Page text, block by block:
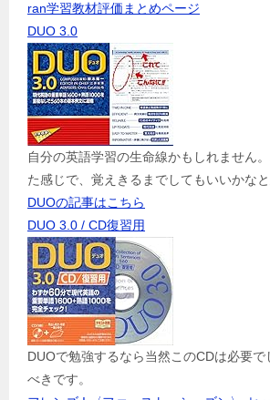
ran学習教材評価まとめページ
DUO 3.0
自分の英語学習の生命線かもしれません
た感じで、覚えきるまでしてもいいかなと
DUOの記事はこちら
DUO 3.0 / CD復習用
DUOで勉強するなら当然このCDは必要で
べきです。